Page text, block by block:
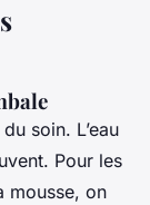
soin. L’eau
Pour les
mousse, on